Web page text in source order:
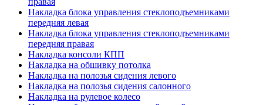
Накладка блока управления стеклоподъемниками
передняя левая
Накладка блока управления стеклоподъемниками
передняя правая
Накладка консоли КПП
Накладка на обшивку потолка
Накладка на полозья сидения левого
Накладка на полозья сидения салонного
Накладка на рулевое колесо